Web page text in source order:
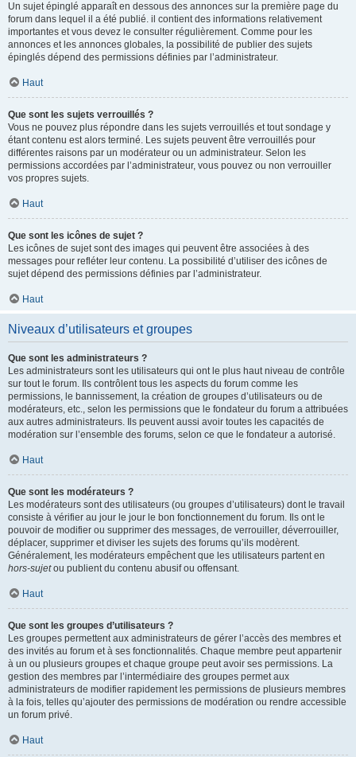
Un sujet épinglé apparaît en dessous des annonces sur la première page du
forum dans lequel il a été publié. il contient des informations relativement
importantes et vous devez le consulter régulièrement. Comme pour les
annonces et les annonces globales, la possibilité de publier des sujets
épinglés dépend des permissions définies par l’administrateur.
Haut
Que sont les sujets verrouillés ?
Vous ne pouvez plus répondre dans les sujets verrouillés et tout sondage y
étant contenu est alors terminé. Les sujets peuvent être verrouillés pour
différentes raisons par un modérateur ou un administrateur. Selon les
permissions accordées par l’administrateur, vous pouvez ou non verrouiller
vos propres sujets.
Haut
Que sont les icônes de sujet ?
Les icônes de sujet sont des images qui peuvent être associées à des
messages pour refléter leur contenu. La possibilité d’utiliser des icônes de
sujet dépend des permissions définies par l’administrateur.
Haut
Niveaux d’utilisateurs et groupes
Que sont les administrateurs ?
Les administrateurs sont les utilisateurs qui ont le plus haut niveau de contrôle
sur tout le forum. Ils contrôlent tous les aspects du forum comme les
permissions, le bannissement, la création de groupes d’utilisateurs ou de
modérateurs, etc., selon les permissions que le fondateur du forum a attribuées
aux autres administrateurs. Ils peuvent aussi avoir toutes les capacités de
modération sur l’ensemble des forums, selon ce que le fondateur a autorisé.
Haut
Que sont les modérateurs ?
Les modérateurs sont des utilisateurs (ou groupes d’utilisateurs) dont le travail
consiste à vérifier au jour le jour le bon fonctionnement du forum. Ils ont le
pouvoir de modifier ou supprimer des messages, de verrouiller, déverrouiller,
déplacer, supprimer et diviser les sujets des forums qu’ils modèrent.
Généralement, les modérateurs empêchent que les utilisateurs partent en
hors-sujetou publient du contenu abusif ou offensant.
Haut
Que sont les groupes d’utilisateurs ?
Les groupes permettent aux administrateurs de gérer l’accès des membres et
des invités au forum et à ses fonctionnalités. Chaque membre peut appartenir
à un ou plusieurs groupes et chaque groupe peut avoir ses permissions. La
gestion des membres par l’intermédiaire des groupes permet aux
administrateurs de modifier rapidement les permissions de plusieurs membres
à la fois, telles qu’ajouter des permissions de modération ou rendre accessible
un forum privé.
Haut